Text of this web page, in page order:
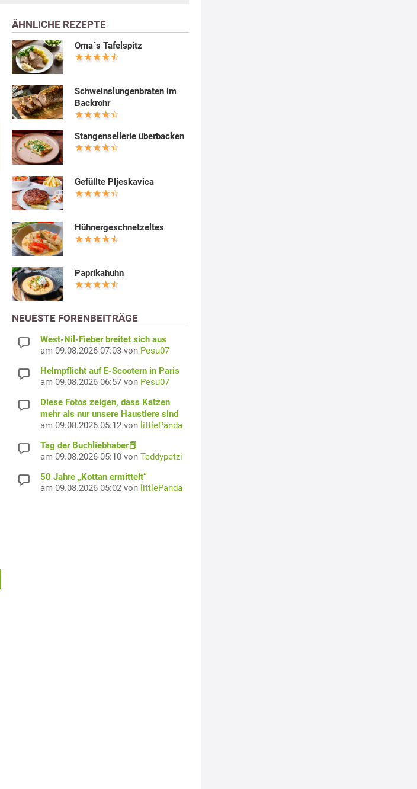
ÄHNLICHE REZEPTE
Oma´s Tafelspitz
Schweinslungenbraten im
Backrohr
Stangensellerie überbacken
Gefüllte Pljeskavica
Hühnergeschnetzeltes
Paprikahuhn
NEUESTE FORENBEITRÄGE
West-Nil-Fieber breitet sich aus
am 09.08.2026 07:03 von Pesu07
Helmpflicht auf E-Scootern in Paris
am 09.08.2026 06:57 von Pesu07
Diese Fotos zeigen, dass Katzen
mehr als nur unsere Haustiere sind
am 09.08.2026 05:12 von littlePanda
Tag der Buchliebhaber📕
am 09.08.2026 05:10 von Teddypetzi
50 Jahre „Kottan ermittelt“
am 09.08.2026 05:02 von littlePanda